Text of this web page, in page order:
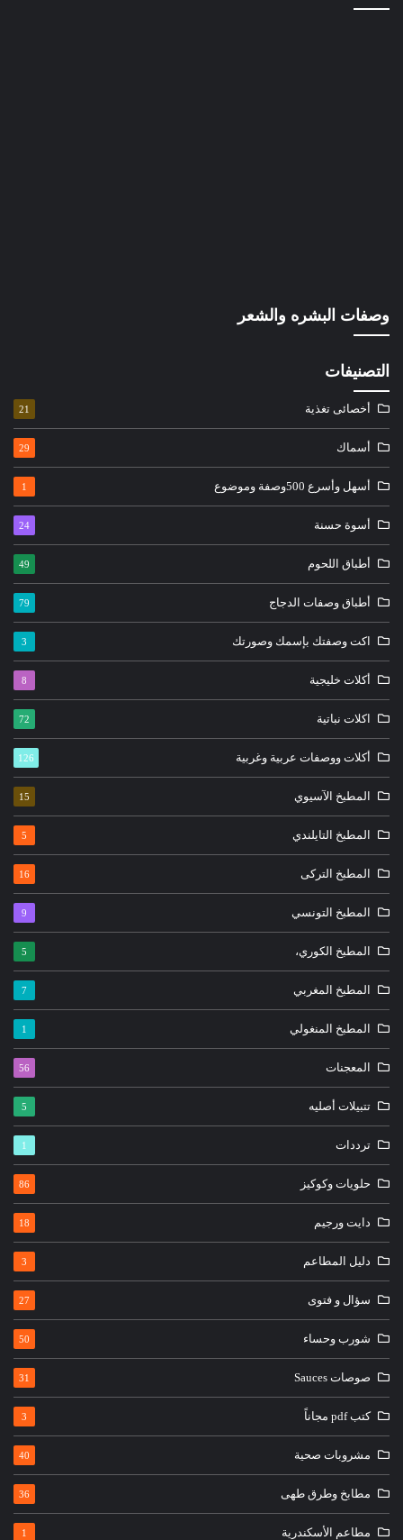
وصفات البشره والشعر
التصنيفات
أخصائى تغذية 21
أسماك 29
أسهل وأسرع 500وصفة وموضوع 1
أسوة حسنة 24
أطباق اللحوم 49
أطباق وصفات الدجاج 79
اكت وصفتك بإسمك وصورتك 3
أكلات خليجية 8
اكلات نباتية 72
أكلات ووصفات عربية وغربية 126
المطبخ الآسيوي 15
المطبخ التايلندي 5
المطبخ التركى 16
المطبخ التونسي 9
المطبخ الكوري، 5
المطبخ المغربي 7
المطبخ المنغولي 1
المعجنات 56
تتبيلات أصليه 5
ترددات 1
حلويات وكوكيز 86
دايت ورجيم 18
دليل المطاعم 3
سؤال و فتوى 27
شورب وحساء 50
صوصات Sauces 31
كتب pdf مجاناً 3
مشروبات صحية 40
مطابخ وطرق طهى 36
مطاعم الأسكندرية 1